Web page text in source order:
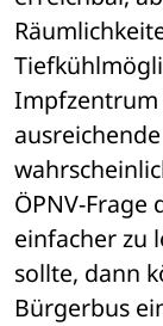
Impfzentrum
ÖPNV-Frage
einfacher zu
sollte, dann
Bürgerbus